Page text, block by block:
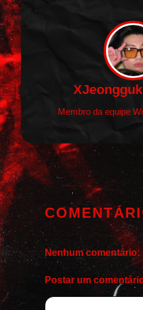
XJeongguk
Membro da equipe
Nenhum comentário:
Postar um